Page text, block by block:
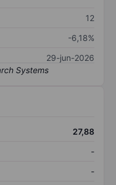
12
-6,18%
29-jun-2026
27,88
-
-